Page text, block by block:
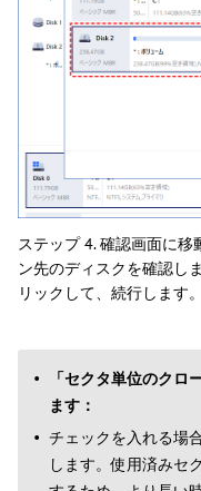
ステップ 4. 確認画面に
ン先のディスクを確認し
リックして、続行します。
「セクタ単位のクロ
ます：
チェックを入れる場
します。使用済みセ